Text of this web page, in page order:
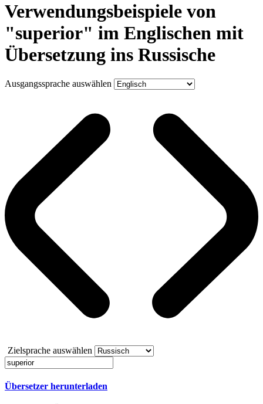
Verwendungsbeispiele von
"superior" im Englischen mit
Übersetzung ins Russische
Ausgangssprache auswählen
Zielsprache auswählen
Übersetzer herunterladen